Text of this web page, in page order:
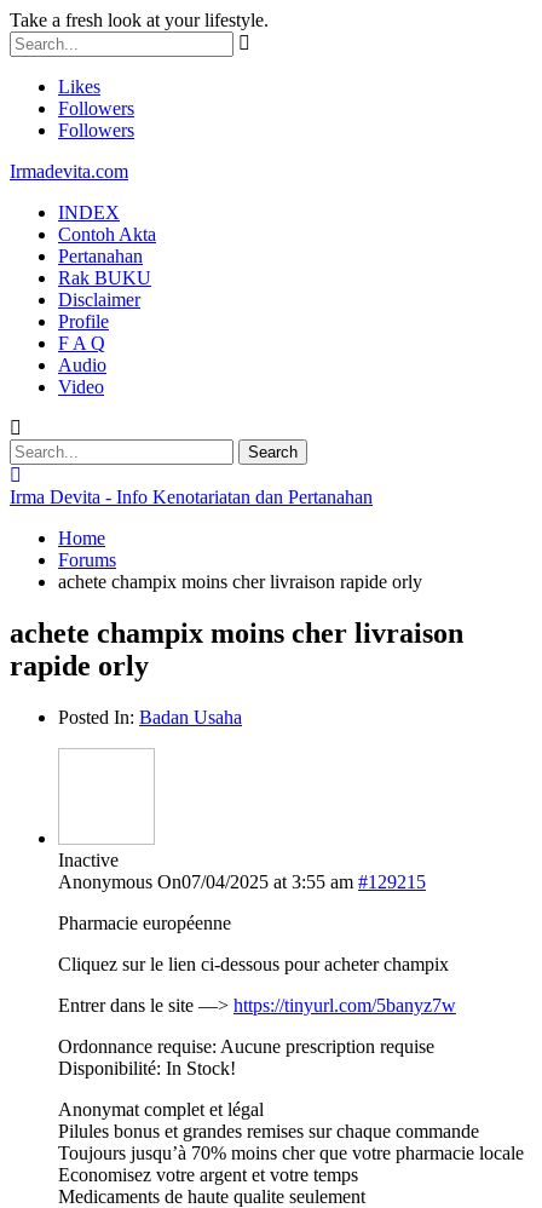
Take a fresh look at your lifestyle.
Likes
Followers
Followers
Irmadevita.com
INDEX
Contoh Akta
Pertanahan
Rak BUKU
Disclaimer
Profile
F A Q
Audio
Video
Irma Devita - Info Kenotariatan dan Pertanahan
Home
Forums
achete champix moins cher livraison rapide orly
achete champix moins cher livraison
rapide orly
Posted In: Badan Usaha
Inactive
Anonymous On07/04/2025 at 3:55 am #129215
Pharmacie européenne
Cliquez sur le lien ci-dessous pour acheter champix
Entrer dans le site —> https://tinyurl.com/5banyz7w
Ordonnance requise: Aucune prescription requise
Disponibilité: In Stock!
Anonymat complet et légal
Pilules bonus et grandes remises sur chaque commande
Toujours jusqu’à 70% moins cher que votre pharmacie locale
Economisez votre argent et votre temps
Medicaments de haute qualite seulement